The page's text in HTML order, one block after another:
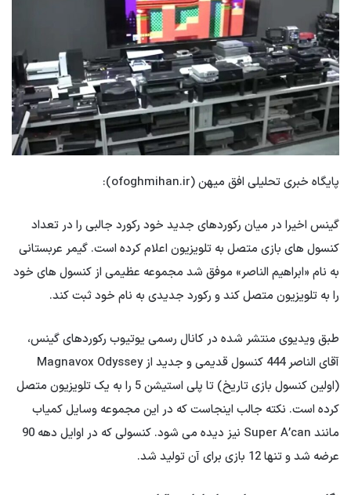
پایگاه خبری تحلیلی افق میهن (ofoghmihan.ir):
گینس اخیرا در میان رکوردهای جدید خود رکورد جالبی را در تعداد
کنسول های بازی متصل به تلویزیون اعلام کرده است. گیمر عربستانی
به نام «ابراهیم الناصر» موفق شد مجموعه عظیمی از کنسول های خود
را به تلویزیون متصل کند و رکورد جدیدی به نام خود ثبت کند.
طبق ویدیوی منتشر شده در کانال رسمی یوتیوب رکوردهای گینس،
آقای الناصر 444 کنسول قدیمی و جدید از Magnavox Odyssey
(اولین کنسول بازی تاریخ) تا پلی استیشن 5 را به یک تلویزیون متصل
کرده است. نکته جالب اینجاست که در این مجموعه وسایل کمیاب
مانند Super A’can نیز دیده می شود. کنسولی که در اوایل دهه 90
عرضه شد و تنها 12 بازی برای آن تولید شد.